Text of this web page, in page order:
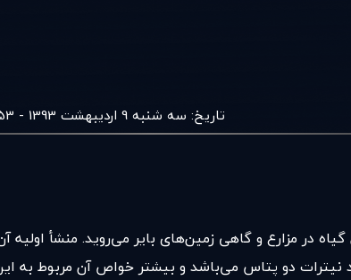
تاریخ: سه شنبه 9 اردیبهشت 1393 - 18:53
دو پتاس می‌باشد و بیشتر خواص آن مربوط به